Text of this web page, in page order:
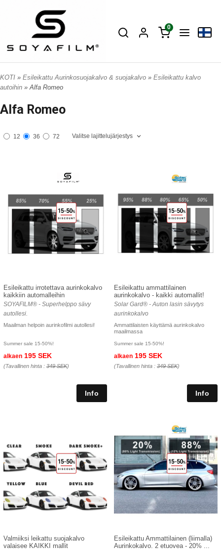
0
KOTI » Esileikattu Aurinkosuojakalvo & suojakalvo » Esileikattu kalvo
autoihin » Alfa Romeo
Alfa Romeo
12 36 72 Valitse lajittelujärjestys
Esileikattu irrotettava aurinkokalvo
kaikkiin automalleihin
SOYAFILM® - Superhelppo sävy
autollesi.
Maailman helpoin aurinkofilmi autollesi!
Summer sale 15-50%!
alkaen 195 SEK
(Tavallinen hinta : 349 SEK)
Esileikattu ammattilainen
aurinkokalvo - kaikki automallit!
Solar Gard® - Auton lasin sävytys
aurinkokalvo
Ammattilaisten käyttämä aurinkokalvo
maailmassa
Summer sale 15-50%!
alkaen 195 SEK
(Tavallinen hinta : 349 SEK)
Valmiiksi leikattu suojakalvo
valaisee KAIKKI mallit
Esileikattu Ammattilainen (liimalla)
Aurinkokalvo. 2 etuovea - 20% ...